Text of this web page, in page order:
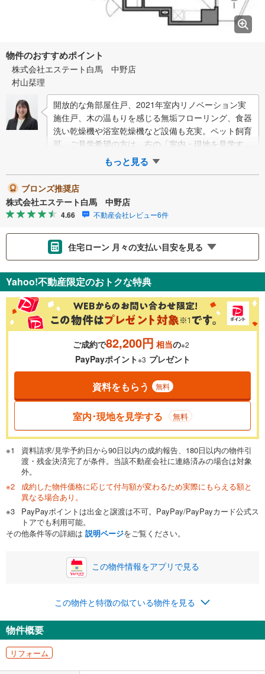
物件のおすすめポイント
株式会社エステート白馬 中野店
村山栞理
開放的な角部屋住戸、2021年室内リノベーション実
施住戸、木の温もりを感じる無垢フローリング、食器
洗い乾燥機や浴室乾燥機など設備も充実。ペット飼育
可。ご見学希望の方は、右の「室内・現地を見学する
（白いボタン）」からエントリーしてく…
もっと見る
ブロンズ推奨店
株式会社エステート白馬 中野店
4.66 不動産会社レビュー6件
住宅ローン 月々の支払い目安を見る
金利 ％
0.01%
一般的には最長35年まで借り入れ可能です。多くの金融機関
が完済時の年齢は80歳までを条件としています。
閉じる
頭金 万円
0万円 5,480万円
自己資金から住宅購入にかけられる金額を入力してくださ
い。一般的には物件価格の2割までが目安です。
閉じる
ボーナス
万円
0円
ナス時の増額分（1回分）を入力してください。
ボーナス払いの限度額は金融機関によって異なります。
閉じる
月々の返済額
ローン返済額
Yahoo!不動産限定のおトクな特典
ご成約で82,200円 相当の※2
PayPayポイント※3 プレゼント
資料をもらう 無料
室内･現地を見学する 無料
資料請求/見学予約日から90日以内の成約報告、180日以内の物件引
渡・残金決済完了が条件。当該不動産会社に連絡済みの場合は対象
外。
成約した物件価格に応じて付与額が変わるため実際にもらえる額と
異なる場合あり。
PayPayポイントは出金と譲渡は不可。PayPay/PayPayカード公式ス
トアでも利用可能。
その他条件等の詳細は 説明ページをご覧ください。
この物件情報をアプリで見る
この物件と特徴の似ている物件を見る
物件概要
リフォーム